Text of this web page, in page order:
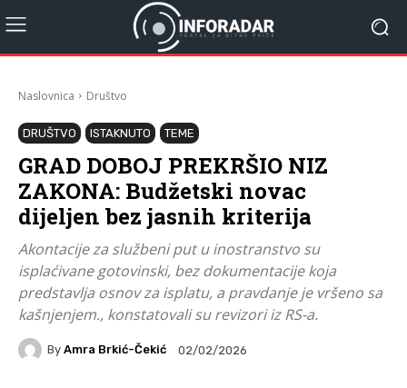
Naslovnica Društvo
DRUŠTVO ISTAKNUTO TEME
GRAD DOBOJ PREKRŠIO NIZ
ZAKONA: Budžetski novac
dijeljen bez jasnih kriterija
Akontacije za službeni put u inostranstvo su
isplaćivane gotovinski, bez dokumentacije koja
predstavlja osnov za isplatu, a pravdanje je vršeno sa
kašnjenjem., konstatovali su revizori iz RS-a.
By Amra Brkić-Čekić 02/02/2026